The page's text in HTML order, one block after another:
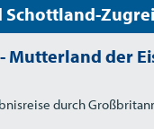
Schottland-
Mutterland der
durch